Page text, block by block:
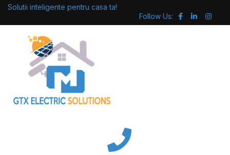
Skip
content
Solutii inteligente pentru casa ta!
Follow Us: